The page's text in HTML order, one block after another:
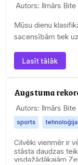
Autors: Ilmārs Bite |
Mūsu dienu
sacensībām tiek
Lasīt tālāk
Augstuma
Autors: Ilmārs Bite |
sports
Cilvēki vienmēr ir
stāsta daudzas
visdažādākajām